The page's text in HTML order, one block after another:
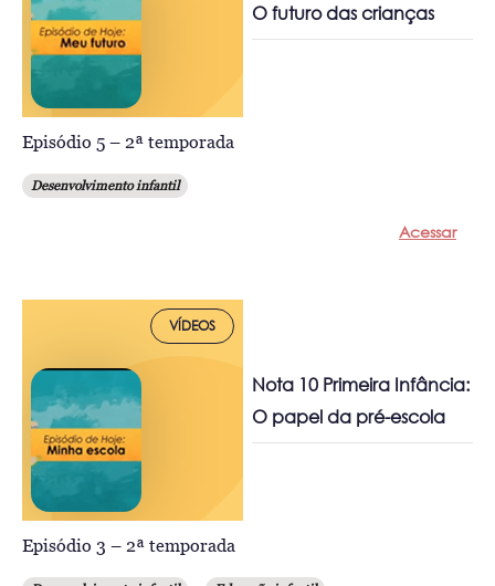
O futuro das crianças
Episódio 5 – 2ª temporada
Desenvolvimento infantil
Acessar
VÍDEOS
Nota 10 Primeira Infância:
O papel da pré-escola
Episódio 3 – 2ª temporada